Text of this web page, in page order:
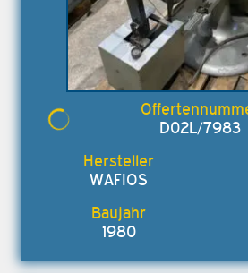
D02L/7983
WAFIOS
1980